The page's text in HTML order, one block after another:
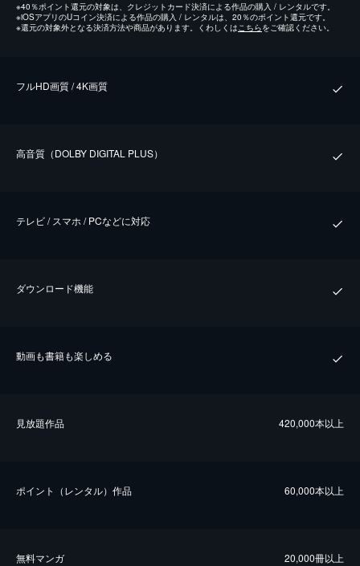
※40％ポイント還元の対象は、クレジットカード決済による作品の購入 / レンタルです。
※iOSアプリのUコイン決済による作品の購入 / レンタルは、20％のポイント還元です。
※還元の対象外となる決済方法や商品があります。くわしくはこちらをご確認ください。
フルHD画質 / 4K画質
⾼⾳質（DOLBY DIGITAL PLUS）
テレビ / スマホ / PCなどに対応
ダウンロード機能
動画も書籍も楽しめる
⾒放題作品 420,000本以上
ポイント（レンタル）作品 60,000本以上
無料マンガ 20,000冊以上